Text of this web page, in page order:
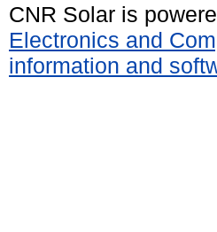
CNR Solar is
Electronics and
information and